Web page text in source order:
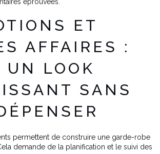
ET
AFFAIRES :
UN LOOK
SANS
permettent de construire une garde-robe
demande de la planification et le suivi des